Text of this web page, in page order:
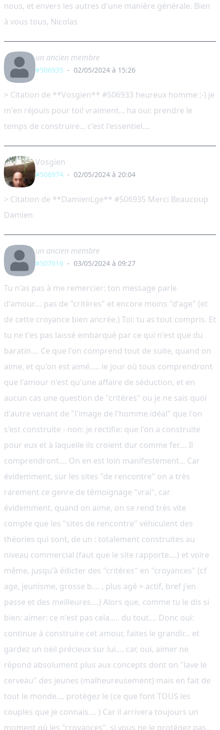
nous, et envers les autres d'une manière générale. Bien
à vous tous, Nicolas
un ancien membre
#506935 - 02/05/2024 à 15:26
> Citation de **Vosgien** #506933 heureux homme ;-) je
m'en réjouis pour toi! vraiment... ha oui: prendre le
temps de construire... c'est l'essentiel....
Vosgien
#506974 - 02/05/2024 à 20:04
> Citation de **DamienLge** #506935 Merci Beaucoup
Damien
un ancien membre
#507016 - 03/05/2024 à 09:27
Tu n'as pas à me remercier: ton message parle
d'amour.... pas de "critères" et encore moins "d'age" (et
de cette croyance bien ancrée.) Toi: tu as tout compris. Et
tu ne t'es pas laissé embarqué par ce qui n'est que du
baratin.... Ce que l'on comprend tout de suite, quand on
aime, et qu'on est aimé..... le jour où tous comprendront
que l'amour n'est qu'une affaire de séduction, et en
aucun cas une question de "critères" ou je ne sais quoi
d'autre venant de "l'image de l'homme idéal" que l'on
s'est construite - non: je rectifie: que l'on a construite
pour eux et à laquelle ils croient dur comme fer.... Il
comprendront.... On en est loin manifestement... Car
évidemment, sur les sites "de rencontre" on a très
rarement ce genre de témoignage "vrai", car
évidemment, quand on aime, on se rend très vite
compte que les "sites de rencontre" véhiculent des
théories qui sont, de un : totalement construites au
niveau commercial (faut que le site rapporte....) et voire
même, jusqu'à édicter des "critères" en "croyances" (cf
age, jeunisme, grosse b.... , plus agé = actif, bref j'en
passe et des meilleures....) Alors que, comme tu le dis si
bien: aimer: ce n'est pas cela..... du tout.... Donc oui:
continue à construire cet amour, faites le grandir... et
gardez un oeil précieux sur lui.... car, oui, aimer ne
répond absolument plus aux concepts dont on "lave le
cerveau" des jeunes (malheureusement) mais en fait de
tout le monde.... protégez le (ce que font TOUS les
couples que je connais.... ) Car il arrivera toujours un
moment où les "croyances", si vous ne le protégez pas...